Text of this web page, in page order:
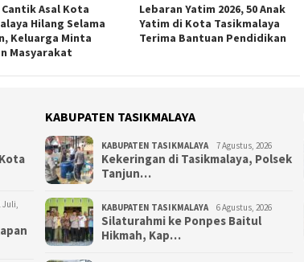
Asal Kota
Hilang Selama
Keluarga Minta
Masyarakat
Lebaran Yatim 2026, 50 Anak
Yatim di Kota Tasikmalaya
Terima Bantuan Pendidikan
Juli,
KABUPATEN TASIKMALAYA
KABUPATEN TASIKMALAYA 7 Agustus, 2026
Kekeringan di Tasikmalaya, Polsek
Tanjun…
KABUPATEN TASIKMALAYA 6 Agustus, 2026
Silaturahmi ke Ponpes Baitul
Hikmah, Kap…